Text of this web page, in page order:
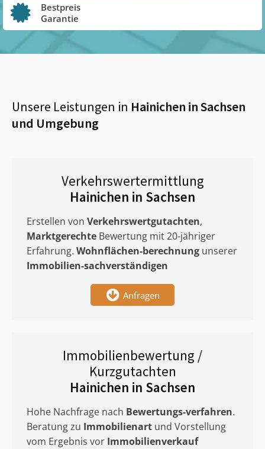
Bestpreis
Garantie
Unsere Leistungen in Hainichen in Sachsen
und Umgebung
Verkehrswertermittlung
Hainichen in Sachsen
Erstellen von Verkehrswertgutachten,
Marktgerechte Bewertung mit 20-jähriger
Erfahrung. Wohnflächen-berechnung unserer
Immobilien-sachverständigen
Anfragen
Immobilienbewertung /
Kurzgutachten
Hainichen in Sachsen
Hohe Nachfrage nach Bewertungs-verfahren.
Beratung zu Immobilienart und Vorstellung
vom Ergebnis vor Immobilienverkauf